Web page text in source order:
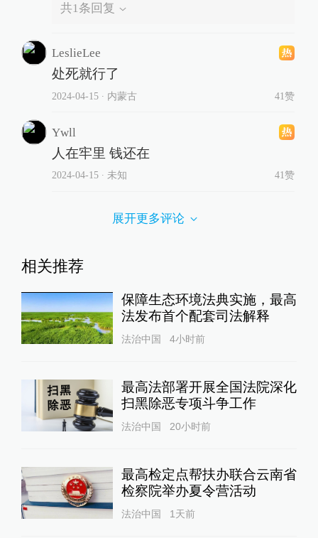
共1 条回复
LeslieLee
处死就行了
2024-04-15∙ 内蒙古 41赞
Ywll
人在牢里 钱还在
2024-04-15∙ 未知 41赞
展开更多评论
相关推荐
保障生态环境法典实施，最高
法发布首个配套司法解释
法治中国 4小时前
最高法部署开展全国法院深化
扫黑除恶专项斗争工作
法治中国 20小时前
最高检定点帮扶办联合云南省
检察院举办夏令营活动
法治中国 1天前